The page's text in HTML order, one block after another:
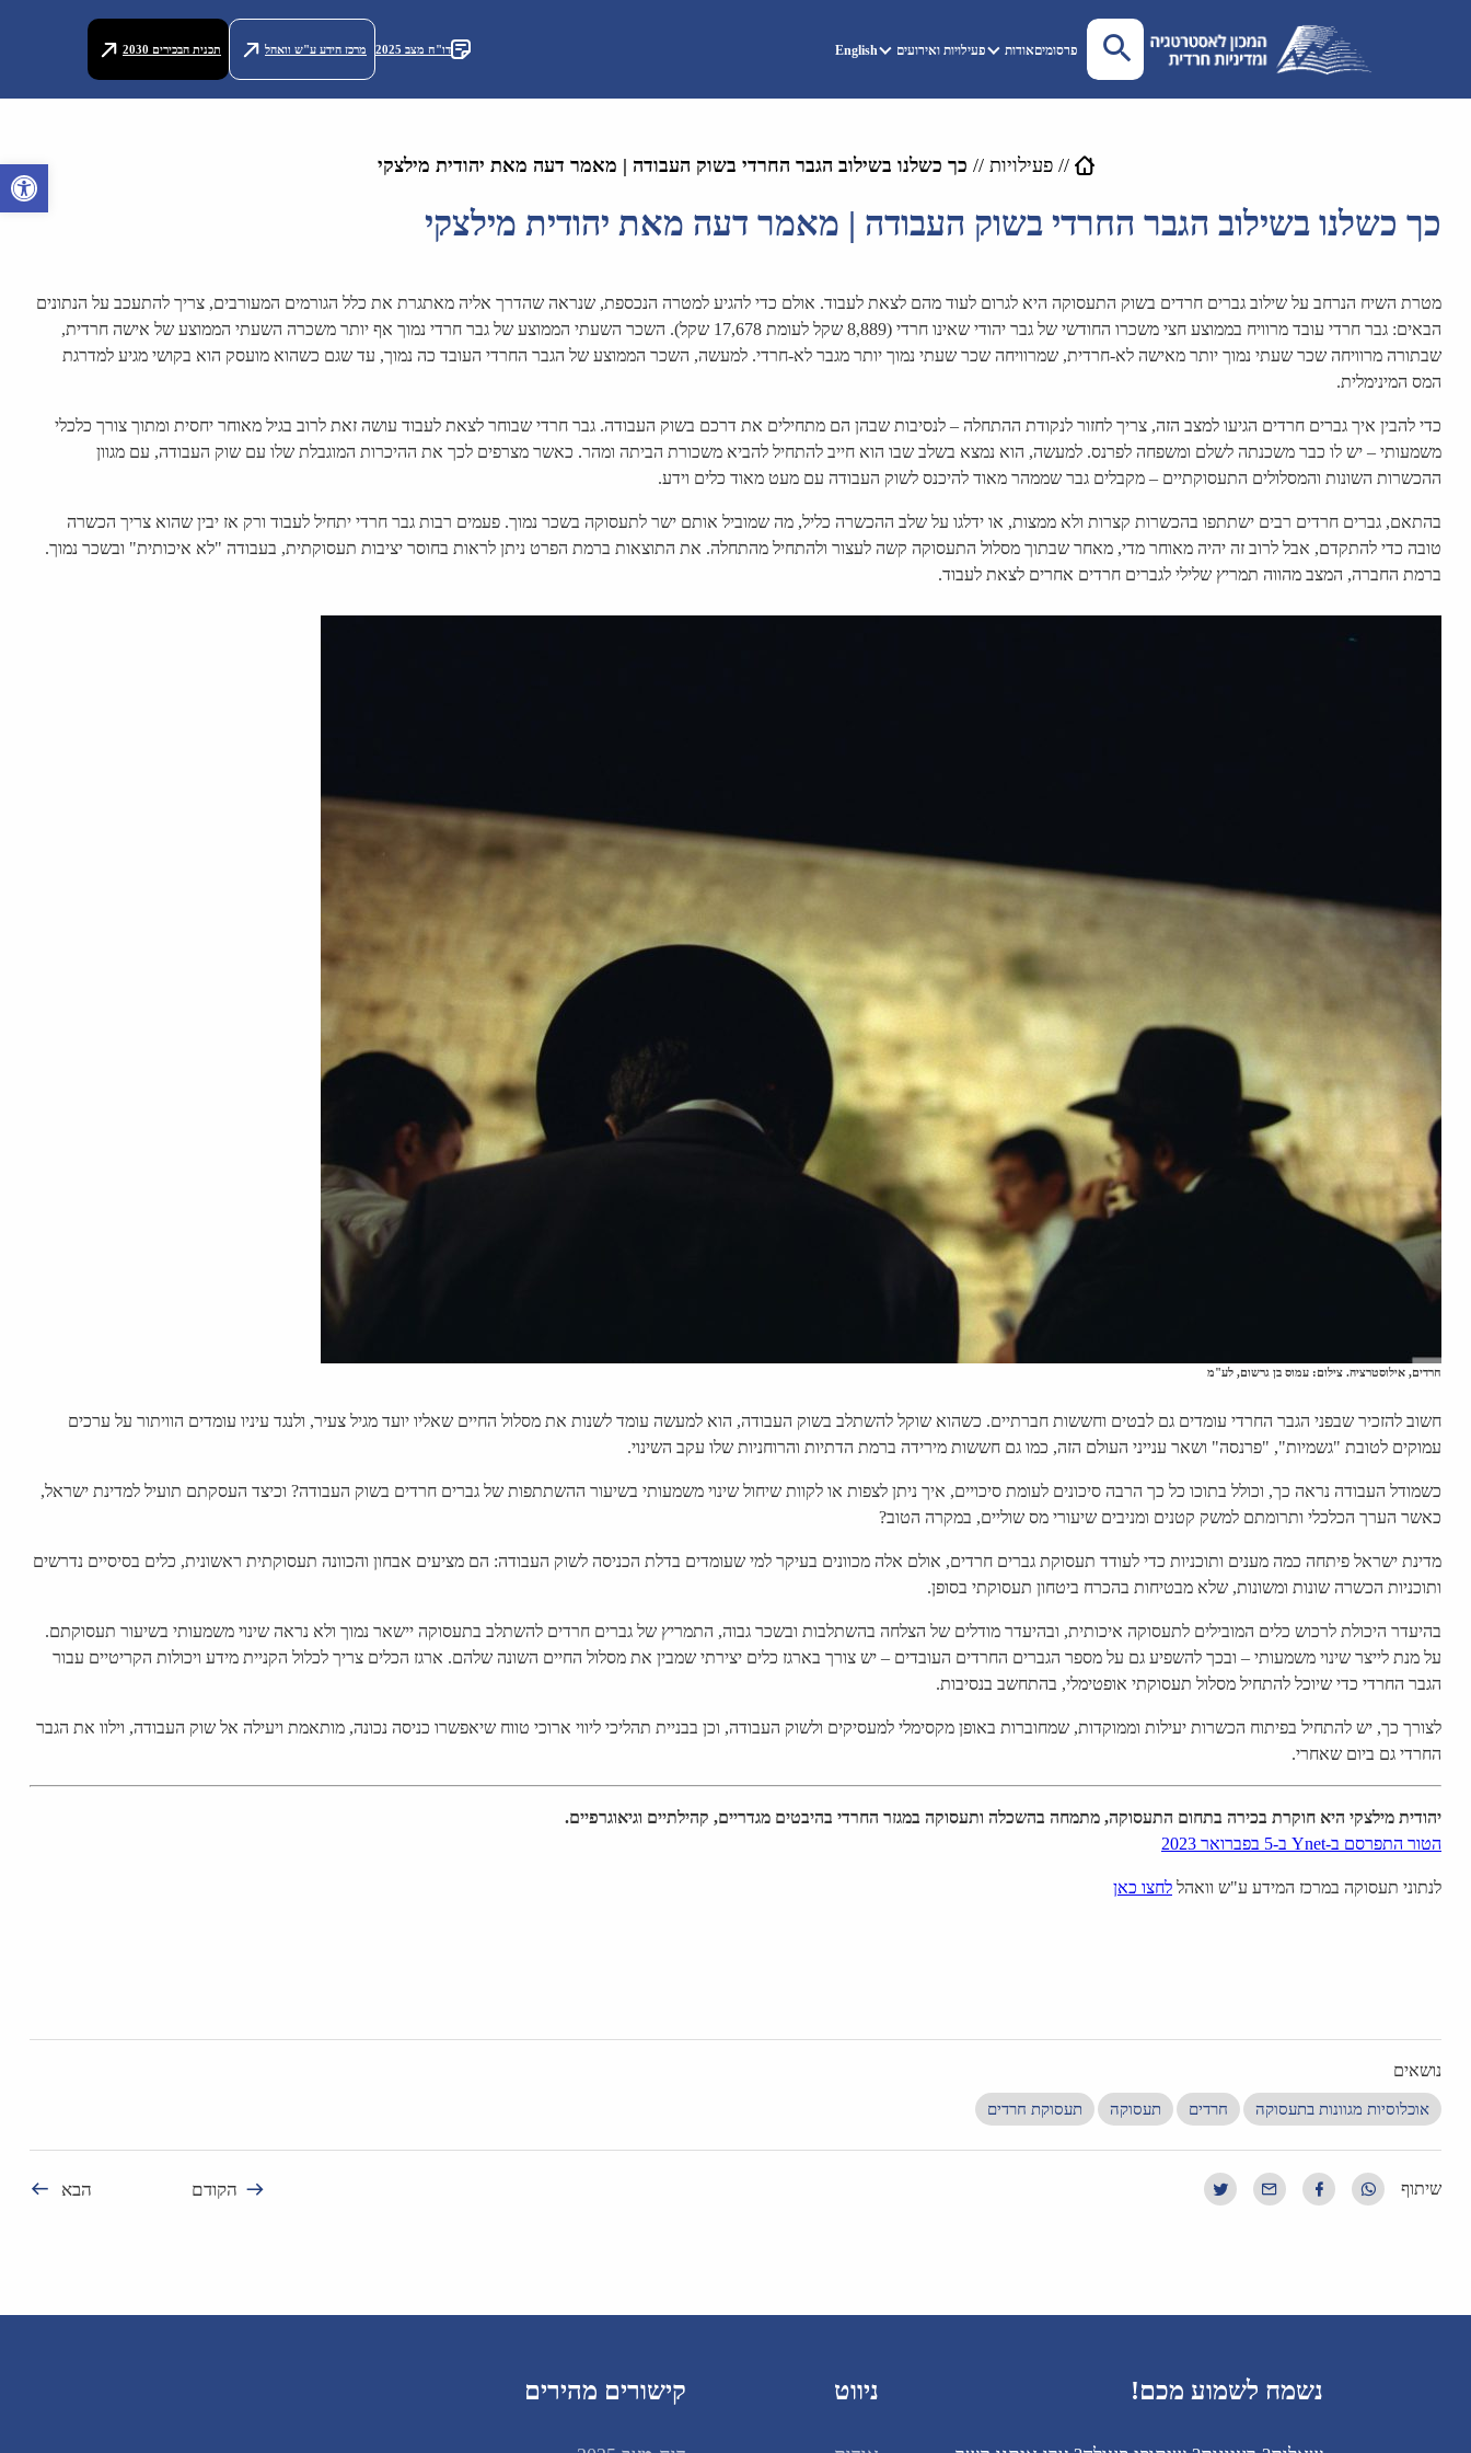
פתח
פרסומיםאודות פעילויות ואירועים English דו"ח מצב 2025 מרכז הידע ע"ש וואהל תכנית הבכירים 2030
//פעילויות // כך כשלנו בשילוב הגבר החרדי בשוק העבודה | מאמר דעה מאת יהודית מילצקי
כך כשלנו בשילוב הגבר החרדי בשוק העבודה | מאמר דעה מאת יהודית מילצקי
מטרת השיח הנרחב על שילוב גברים חרדים בשוק התעסוקה היא לגרום לעוד מהם לצאת לעבוד. אולם כדי להגיע למטרה הנכספת, שנראה שהדרך אליה מאתגרת את כלל הגורמים המעורבים, צריך להתעכב על הנתונים
הבאים: גבר חרדי עובד מרוויח בממוצע חצי משכרו החודשי של גבר יהודי שאינו חרדי (8,889 שקל לעומת 17,678 שקל). השכר השעתי הממוצע של גבר חרדי נמוך אף יותר משכרה השעתי הממוצע של אישה חרדית,
שבתורה מרוויחה שכר שעתי נמוך יותר מאישה לא-חרדית, שמרוויחה שכר שעתי נמוך יותר מגבר לא-חרדי. למעשה, השכר הממוצע של הגבר החרדי העובד כה נמוך, עד שגם כשהוא מועסק הוא בקושי מגיע למדרגת
המס המינימלית.
כדי להבין איך גברים חרדים הגיעו למצב הזה, צריך לחזור לנקודת ההתחלה – לנסיבות שבהן הם מתחילים את דרכם בשוק העבודה. גבר חרדי שבוחר לצאת לעבוד עושה זאת לרוב בגיל מאוחר יחסית ומתוך צורך כלכלי
משמעותי – יש לו כבר משכנתה לשלם ומשפחה לפרנס. למעשה, הוא נמצא בשלב שבו הוא חייב להתחיל להביא משכורת הביתה ומהר. כאשר מצרפים לכך את ההיכרות המוגבלת שלו עם שוק העבודה, עם מגוון
ההכשרות השונות והמסלולים התעסוקתיים – מקבלים גבר שממהר מאוד להיכנס לשוק העבודה עם מעט מאוד כלים וידע.
בהתאם, גברים חרדים רבים ישתתפו בהכשרות קצרות ולא ממצות, או ידלגו על שלב ההכשרה כליל, מה שמוביל אותם ישר לתעסוקה בשכר נמוך. פעמים רבות גבר חרדי יתחיל לעבוד ורק אז יבין שהוא צריך הכשרה
טובה כדי להתקדם, אבל לרוב זה יהיה מאוחר מדי, מאחר שבתוך מסלול התעסוקה קשה לעצור ולהתחיל מהתחלה. את התוצאות ברמת הפרט ניתן לראות בחוסר יציבות תעסוקתית, בעבודה "לא איכותית" ובשכר נמוך.
ברמת החברה, המצב מהווה תמריץ שלילי לגברים חרדים אחרים לצאת לעבוד.
חרדים, אילוסטרציה. צילום: עמוס בן גרשום, לע"מ
חשוב להזכיר שבפני הגבר החרדי עומדים גם לבטים וחששות חברתיים. כשהוא שוקל להשתלב בשוק העבודה, הוא למעשה עומד לשנות את מסלול החיים שאליו יועד מגיל צעיר, ולנגד עיניו עומדים הוויתור על ערכים
עמוקים לטובת "גשמיות", "פרנסה" ושאר ענייני העולם הזה, כמו גם חששות מירידה ברמת הדתיות והרוחניות שלו עקב השינוי.
כשמודל העבודה נראה כך, וכולל בתוכו כל כך הרבה סיכונים לעומת סיכויים, איך ניתן לצפות או לקוות שיחול שינוי משמעותי בשיעור ההשתתפות של גברים חרדים בשוק העבודה? וכיצד העסקתם תועיל למדינת ישראל,
כאשר הערך הכלכלי ותרומתם למשק קטנים ומניבים שיעורי מס שוליים, במקרה הטוב?
מדינת ישראל פיתחה כמה מענים ותוכניות כדי לעודד תעסוקת גברים חרדים, אולם אלה מכוונים בעיקר למי שעומדים בדלת הכניסה לשוק העבודה: הם מציעים אבחון והכוונה תעסוקתית ראשונית, כלים בסיסיים נדרשים
ותוכניות הכשרה שונות ומשונות, שלא מבטיחות בהכרח ביטחון תעסוקתי בסופן.
בהיעדר היכולת לרכוש כלים המובילים לתעסוקה איכותית, ובהיעדר מודלים של הצלחה בהשתלבות ובשכר גבוה, התמריץ של גברים חרדים להשתלב בתעסוקה יישאר נמוך ולא נראה שינוי משמעותי בשיעור תעסוקתם.
על מנת לייצר שינוי משמעותי – ובכך להשפיע גם על מספר הגברים החרדים העובדים – יש צורך בארגז כלים יצירתי שמבין את מסלול החיים השונה שלהם. ארגז הכלים צריך לכלול הקניית מידע ויכולות הקריטיים עבור
הגבר החרדי כדי שיוכל להתחיל מסלול תעסוקתי אופטימלי, בהתחשב בנסיבות.
לצורך כך, יש להתחיל בפיתוח הכשרות יעילות וממוקדות, שמחוברות באופן מקסימלי למעסיקים ולשוק העבודה, וכן בבניית תהליכי ליווי ארוכי טווח שיאפשרו כניסה נכונה, מותאמת ויעילה אל שוק העבודה, וילוו את הגבר
החרדי גם ביום שאחרי.
יהודית מילצקי היא חוקרת בכירה בתחום התעסוקה, מתמחה בהשכלה ותעסוקה במגזר החרדי בהיבטים מגדריים, קהילתיים וגיאוגרפיים.
הטור התפרסם ב-Ynet ב-5 בפברואר 2023
לנתוני תעסוקה במרכז המידע ע"ש וואהל לחצו כאן
נושאים
אוכלוסיות מגוונות בתעסוקה חרדים תעסוקה תעסוקת חרדים
שיתוף הקודם הבא
נשמח לשמוע מכם! ניווט קישורים מהירים